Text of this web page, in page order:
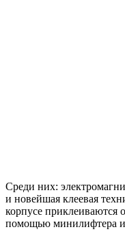
Среди них:
и новейшая клеевая
корпусе приклеиваются
помощью минилифтера и